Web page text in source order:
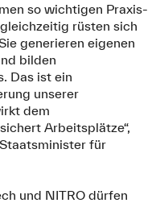
so wichtigen Praxis-
rüsten sich
generieren eigenen
bilden
Das ist ein
unserer
dem
Arbeitsplätze“,
für
und NITRO dürfen